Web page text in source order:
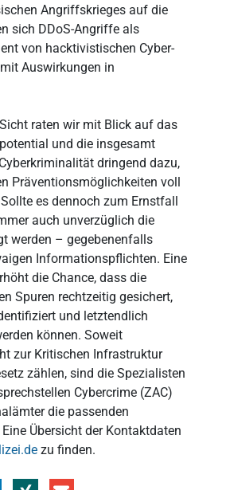
Angriffskrieges auf die
sich DDoS-Angriffe als
von hacktivistischen Cyber-
Auswirkungen in
raten wir mit Blick auf das
und die insgesamt
dringend dazu,
Präventionsmöglichkeiten voll
es dennoch zum Ernstfall
auch unverzüglich die
werden – gegebenenfalls
Informationspflichten. Eine
die Chance, dass die
Spuren rechtzeitig gesichert,
und letztendlich
können. Soweit
zur Kritischen Infrastruktur
zählen, sind die Spezialisten
Cybercrime (ZAC)
die passenden
Übersicht der Kontaktdaten
zu finden.